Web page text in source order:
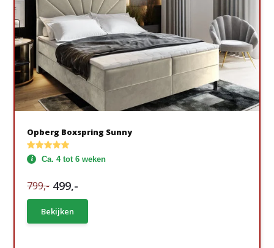
Opberg Boxspring Sunny
Ca. 4 tot 6 weken
799,- 499,-
Bekijken